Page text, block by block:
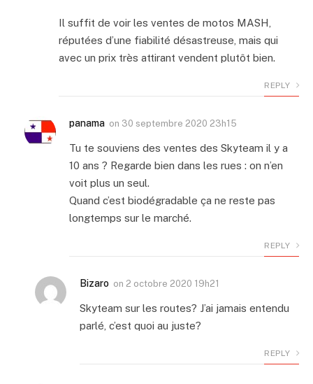
Il suffit de voir les ventes de motos MASH,
réputées d’une fiabilité désastreuse, mais qui
avec un prix très attirant vendent plutôt bien.
REPLY
panama on 30 septembre 2020 23h15
Tu te souviens des ventes des Skyteam il y a
10 ans ? Regarde bien dans les rues : on n’en
voit plus un seul.
Quand c’est biodégradable ça ne reste pas
longtemps sur le marché.
REPLY
Bizaro on 2 octobre 2020 19h21
Skyteam sur les routes? J’ai jamais entendu
parlé, c’est quoi au juste?
REPLY